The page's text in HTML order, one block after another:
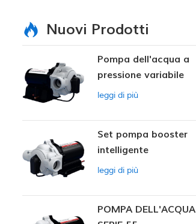
Nuovi Prodotti
Pompa dell'acqua a
pressione variabile
intelligente
leggi di più
Set pompa booster
intelligente
leggi di più
POMPA DELL'ACQUA